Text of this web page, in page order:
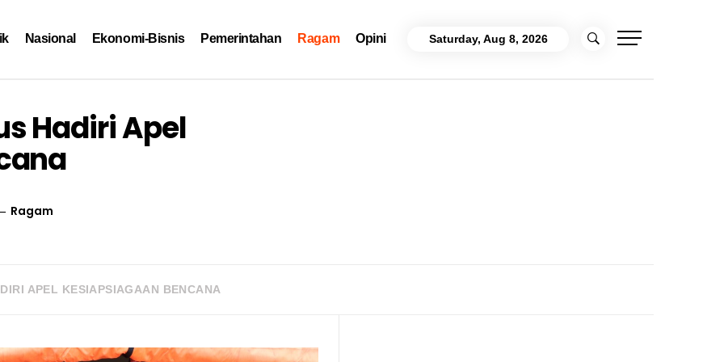
Nasional Ekonomi-Bisnis Pemerintahan Ragam Opini Saturday, Aug 8, 2026
Hadiri Apel
Ragam
APEL KESIAPSIAGAAN BENCANA